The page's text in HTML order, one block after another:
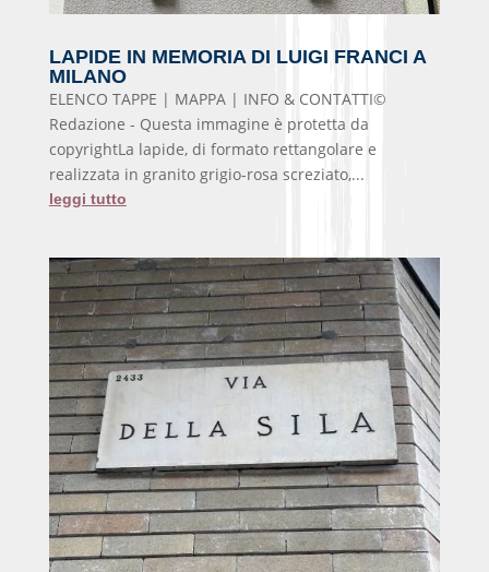
LAPIDE IN MEMORIA DI LUIGI FRANCI A
MILANO
ELENCO TAPPE | MAPPA | INFO & CONTATTI©
Redazione - Questa immagine è protetta da
copyrightLa lapide, di formato rettangolare e
realizzata in granito grigio-rosa screziato,...
leggi tutto